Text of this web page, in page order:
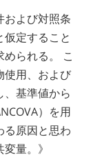
および対照条
定すること
られる。 こ
使用、および
基準値から
）を用
る原因と思わ
量。》